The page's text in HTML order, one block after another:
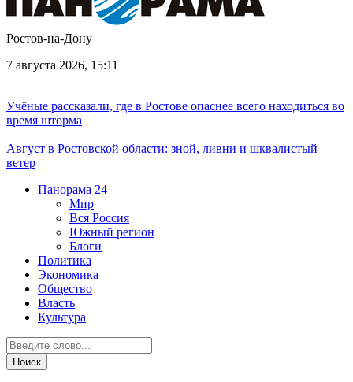
Ростов-на-Дону
7 августа 2026, 15:11
Учёные рассказали, где в Ростове опаснее всего находиться во
время шторма
Август в Ростовской области: зной, ливни и шквалистый
ветер
Панорама 24
Мир
Вся Россия
Южный регион
Блоги
Политика
Экономика
Общество
Власть
Культура